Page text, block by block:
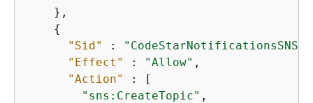
    },
{
"Sid"
:
"Effect"
: "Allow" ,
"Action"
: [
"sns:CreateTopic" ,